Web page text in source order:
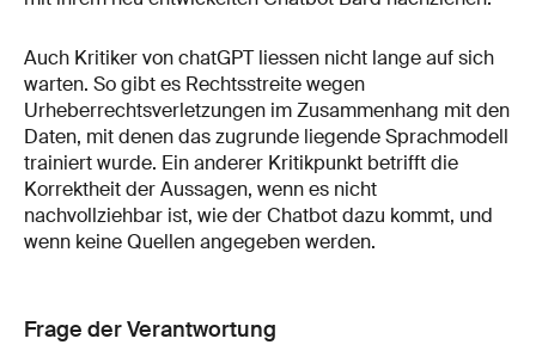
Auch Kritiker von chatGPT liessen nicht lange auf sich
warten. So gibt es Rechtsstreite wegen
Urheberrechtsverletzungen im Zusammenhang mit den
Daten, mit denen das zugrunde liegende Sprachmodell
trainiert wurde. Ein anderer Kritikpunkt betrifft die
Korrektheit der Aussagen, wenn es nicht
nachvollziehbar ist, wie der Chatbot dazu kommt, und
wenn keine Quellen angegeben werden.
Frage der Verantwortung